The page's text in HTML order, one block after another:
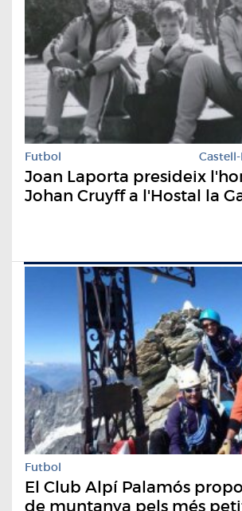
Futbol
Joan Laporta presideix
Johan Cruyff a l'Hostal la
Futbol
El Club Alpí Palamós
de muntanya pels més